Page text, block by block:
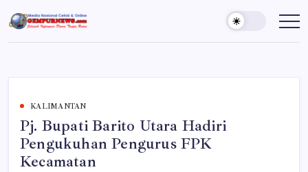
to
content
Gempur
News
Jelajah
Dunia
KALIMANTAN
Pj. Bupati Barito Utara Hadiri
Pengukuhan Pengurus FPK
Kecamatan